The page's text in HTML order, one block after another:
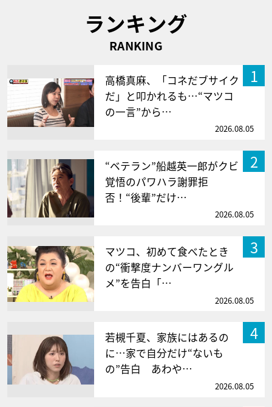
ランキング
RANKING
1
高橋真麻、「コネだブサイク
だ」と叩かれるも…“マツコ
の一言”から…
2026.08.05
2
“ベテラン”船越英一郎がクビ
覚悟のパワハラ謝罪拒
否！“後輩”だけ…
2026.08.05
3
マツコ、初めて食べたとき
の“衝撃度ナンバーワングル
メ”を告白「…
2026.08.05
4
若槻千夏、家族にはあるの
に…家で自分だけ“ないも
の”告白 あわや…
2026.08.05